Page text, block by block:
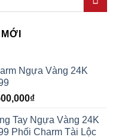
Ngựa Vàng 24K
₫
Tay Ngựa Vàng 24K
Phối Charm Tài Lộc